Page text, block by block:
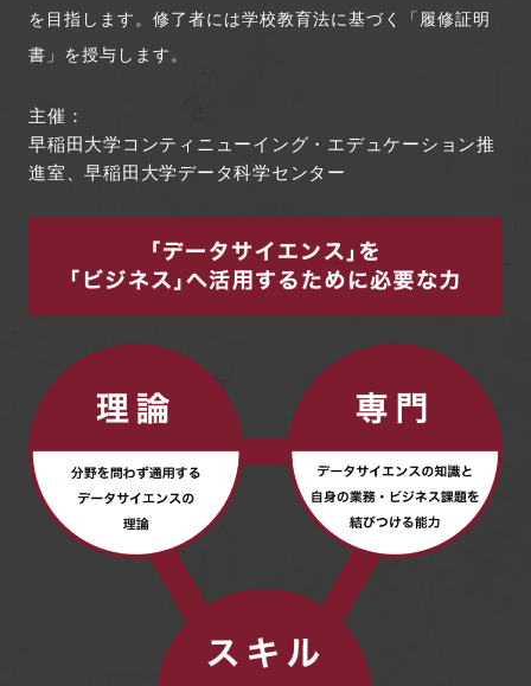
を目指します。修了者には学校教育法に基づく「履修証明
書」を授与します。
主催：
早稲田大学コンティニューイング・エデュケーション推
進室、早稲田大学データ科学センター